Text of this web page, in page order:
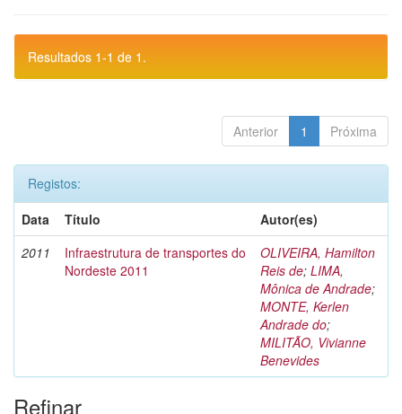
Resultados 1-1 de 1.
Anterior 1 Próxima
Registos:
Data
Título
Autor(es)
2011
Infraestrutura de transportes do
Nordeste 2011
OLIVEIRA, Hamilton
Reis de; LIMA,
Mônica de Andrade;
MONTE, Kerlen
Andrade do;
MILITÃO, Vivianne
Benevides
Refinar